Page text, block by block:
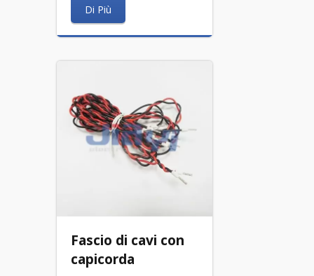
Di Più
Fascio di cavi con
capicorda